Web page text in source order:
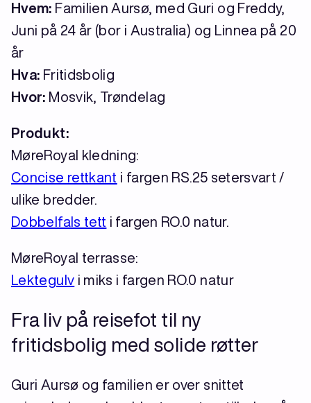
Hvem: Familien Aursø, med Guri og Freddy,
Juni på 24 år (bor i Australia) og Linnea på 20
år
Hva: Fritidsbolig
Hvor: Mosvik, Trøndelag
Produkt:
MøreRoyal kledning:
Concise rettkant i fargen RS.25 setersvart /
ulike bredder.
Dobbelfals tett i fargen RO.0 natur.
MøreRoyal terrasse:
Lektegulv i miks i fargen RO.0 natur
Fra liv på reisefot til ny
fritidsbolig med solide røtter
Guri Aursø og familien er over snittet